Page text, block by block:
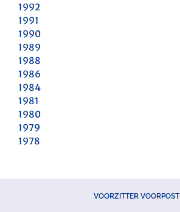
1992
1991
1990
1989
1988
1986
1984
1981
1980
1979
1978
VOORZITTER VOORPOST